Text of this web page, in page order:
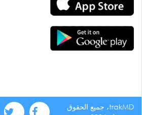
trakMD، جميع الحقوق